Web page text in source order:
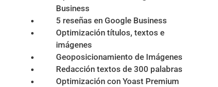
Business
5 reseñas en Google Business
Optimización títulos, textos e
imágenes
Geoposicionamiento de Imágenes
Redacción textos de 300 palabras
Optimización con Yoast Premium